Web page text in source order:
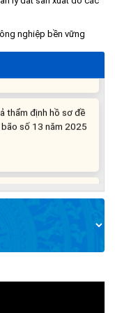
nghiệp bền vững
và hoàn thành
số 13 năm 2025
đất trên địa bàn